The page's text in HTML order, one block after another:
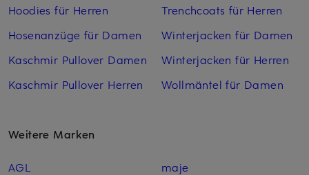
Hoodies für Herren
Hosenanzüge für Damen
Kaschmir Pullover Damen
Kaschmir Pullover Herren
Trenchcoats für Herren
Winterjacken für Damen
Winterjacken für Herren
Wollmäntel für Damen
Weitere Marken
AGL
maje